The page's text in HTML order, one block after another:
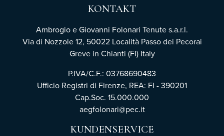
KONTAKT
Ambrogio e Giovanni Folonari Tenute s.a.r.l.
Via di Nozzole 12, 50022 Località Passo dei Pecorai
Greve in Chianti (FI) Italy
P.IVA/C.F.: 03768690483
Ufficio Registri di Firenze, REA: FI - 390201
Cap.Soc. 15.000.000
aegfolonari@pec.it
KUNDENSERVICE